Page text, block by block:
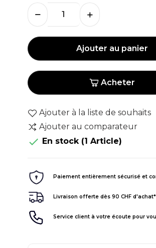
Ajouter au panier
Acheter
Ajouter à la liste de souhaits
Ajouter au comparateur
 En stock (1 Article)
Paiement entièrement sécurisé et
Livraison offerte dès 90 CHF
Service client à votre écoute pour